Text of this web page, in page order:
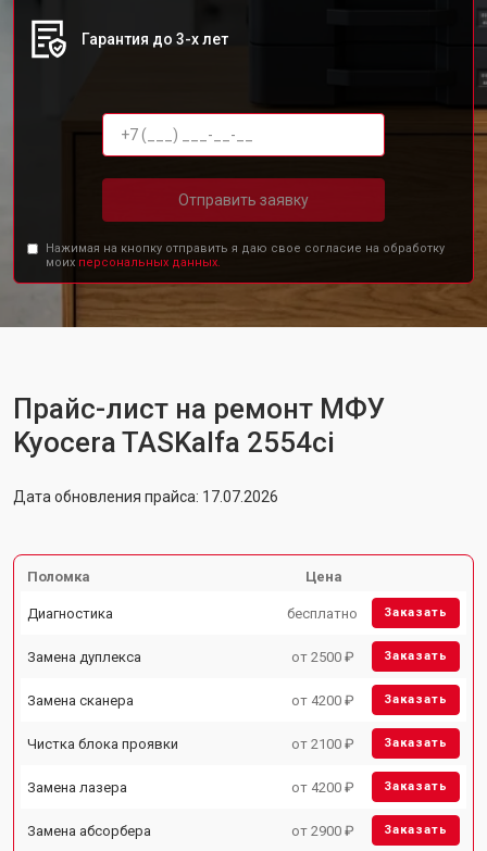
Гарантия до 3-х лет
Отправить заявку
Нажимая на кнопку отправить я даю свое согласие на обработку
моих персональных данных.
Прайс-лист на ремонт МФУ
Kyocera TASKalfa 2554ci
Дата обновления прайса: 17.07.2026
Поломка Цена
Диагностика бесплатно Заказать
Замена дуплекса от 2500 ₽ Заказать
Замена сканера от 4200 ₽ Заказать
Чистка блока проявки от 2100 ₽ Заказать
Замена лазера от 4200 ₽ Заказать
Замена абсорбера от 2900 ₽ Заказать